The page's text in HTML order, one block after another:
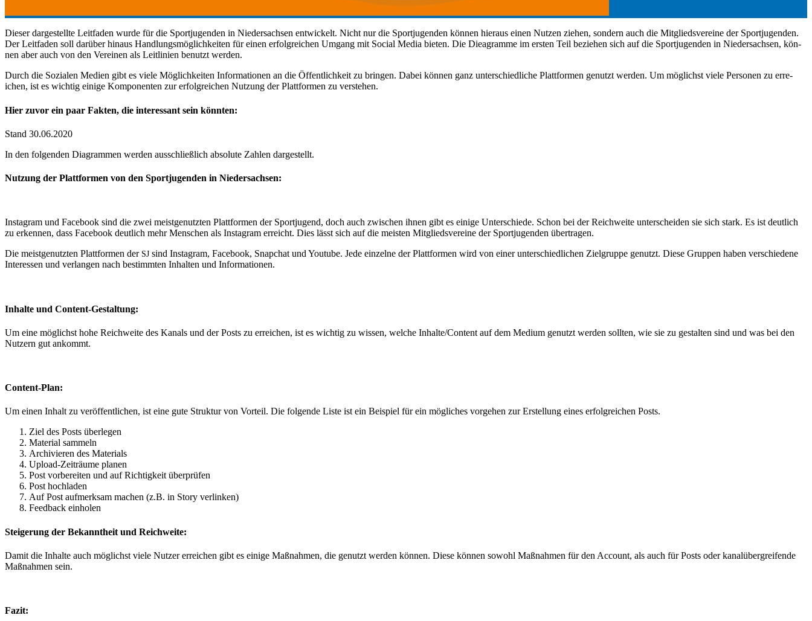
Dieser dargestellte Leit­faden wurde für die Sportju­gen­den in Nieder­sach­sen entwick­elt. Nicht nur die Sportju­gen­den kön­nen hier­aus einen Nutzen ziehen, son­dern auch die Mit­gliedsvere­ine der Sportju­gen­den.
Der Leit­faden soll darüber hin­aus Hand­lungsmöglichkeit­en für einen erfol­gre­ichen Umgang mit Social Media bieten. Die Diea­gramme im ersten Teil beziehen sich auf die Sportju­gen­den in Nieder­sach­sen, kön­
nen aber auch von den Vere­inen als Leitlin­ien benutzt werden.
Durch die Sozialen Medi­en gibt es viele Möglichkeit­en Infor­ma­tio­nen an die Öffentlichkeit zu brin­gen. Dabei kön­nen ganz unter­schiedliche Plat­tfor­men genutzt wer­den. Um möglichst viele Per­so­n­en zu erre­
ichen, ist es wichtig einige Kom­po­nen­ten zur erfol­gre­ichen Nutzung der Plat­tfor­men zu verstehen.
Hier zuvor ein paar Fakten, die interessant sein könnten:
Stand 30.06.2020
In den fol­gen­den Dia­gram­men wer­den auss­chließlich absolute Zahlen dargestellt.
Nutzung der Plattformen von den Sportjugenden in Niedersachsen:
Insta­gram und Face­book sind die zwei meist­genutzten Plat­tfor­men der Sportju­gend, doch auch zwis­chen ihnen gibt es einige Unter­schiede. Schon bei der Reich­weite unter­schei­den sie sich stark. Es ist deut­lich
zu erken­nen, dass Face­book deut­lich mehr Men­schen als Insta­gram erre­icht. Dies lässt sich auf die meis­ten Mit­gliedsvere­ine der Sportju­gen­den übertragen.
Die meist­genutzten Plat­tfor­men der SJ sind Insta­gram, Face­book, Snapchat und Youtube. Jede einzelne der Plat­tfor­men wird von ein­er unter­schiedlichen Ziel­gruppe genutzt. Diese Grup­pen haben ver­schiedene
Inter­essen und ver­lan­gen nach bes­timmten Inhal­ten und Informationen.
Inhalte und Content-Gestaltung:
Um eine möglichst hohe Reich­weite des Kanals und der Posts zu erre­ichen, ist es wichtig zu wis­sen, welche Inhalte/Content auf dem Medi­um genutzt wer­den soll­ten, wie sie zu gestal­ten sind und was bei den
Nutzern gut ankommt.
Content-Plan:
Um einen Inhalt zu veröf­fentlichen, ist eine gute Struk­tur von Vorteil. Die fol­gende Liste ist ein Beispiel für ein möglich­es vorge­hen zur Erstel­lung eines erfol­gre­ichen Posts.
Ziel des Posts überlegen
Mate­r­i­al sammeln
Archivieren des Materials
Upload-Zeiträume pla­nen
Post vor­bere­it­en und auf Richtigkeit überprüfen
Post hochladen
Auf Post aufmerk­sam machen (z.B. in Sto­ry verlinken)
Feed­back einholen
Steigerung der Bekanntheit und Reichweite:
Damit die Inhalte auch möglichst viele Nutzer erre­ichen gibt es einige Maß­nah­men, die genutzt wer­den kön­nen. Diese kön­nen sowohl Maß­nah­men für den Account, als auch für Posts oder kanalüber­greifende
Maß­nah­men sein.
Fazit: